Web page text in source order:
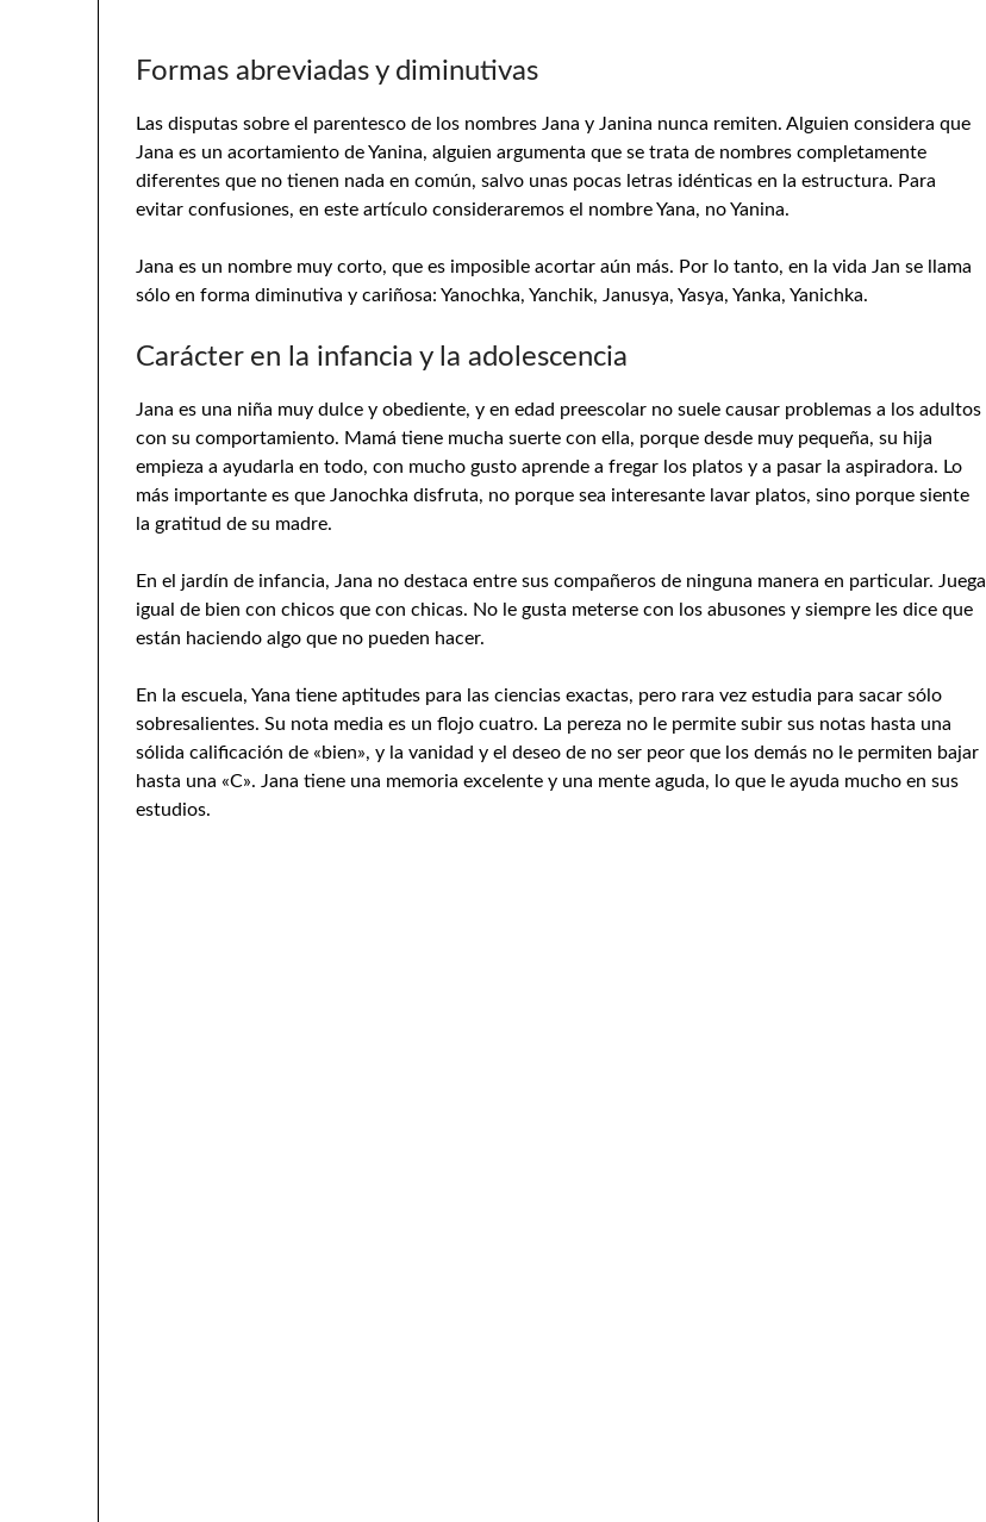
Formas abreviadas y diminutivas
Las disputas sobre el parentesco de los nombres Jana y Janina nunca remiten. Alguien considera que
Jana es un acortamiento de Yanina, alguien argumenta que se trata de nombres completamente
diferentes que no tienen nada en común, salvo unas pocas letras idénticas en la estructura. Para
evitar confusiones, en este artículo consideraremos el nombre Yana, no Yanina.
Jana es un nombre muy corto, que es imposible acortar aún más. Por lo tanto, en la vida Jan se llama
sólo en forma diminutiva y cariñosa: Yanochka, Yanchik, Janusya, Yasya, Yanka, Yanichka.
Carácter en la infancia y la adolescencia
Jana es una niña muy dulce y obediente, y en edad preescolar no suele causar problemas a los adultos
con su comportamiento. Mamá tiene mucha suerte con ella, porque desde muy pequeña, su hija
empieza a ayudarla en todo, con mucho gusto aprende a fregar los platos y a pasar la aspiradora. Lo
más importante es que Janochka disfruta, no porque sea interesante lavar platos, sino porque siente
la gratitud de su madre.
En el jardín de infancia, Jana no destaca entre sus compañeros de ninguna manera en particular. Juega
igual de bien con chicos que con chicas. No le gusta meterse con los abusones y siempre les dice que
están haciendo algo que no pueden hacer.
En la escuela, Yana tiene aptitudes para las ciencias exactas, pero rara vez estudia para sacar sólo
sobresalientes. Su nota media es un flojo cuatro. La pereza no le permite subir sus notas hasta una
sólida calificación de «bien», y la vanidad y el deseo de no ser peor que los demás no le permiten bajar
hasta una «C». Jana tiene una memoria excelente y una mente aguda, lo que le ayuda mucho en sus
estudios.